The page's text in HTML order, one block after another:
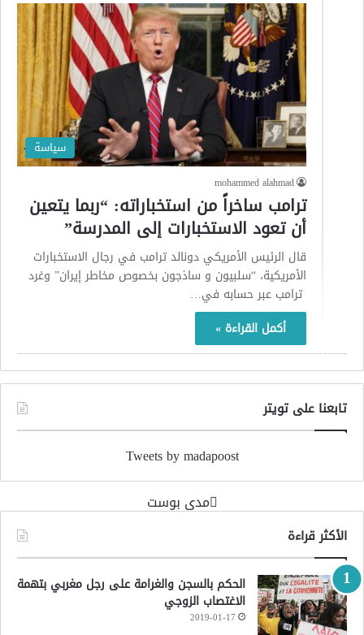
سياسة
mohammed alahmad
ترامب ساخراً من استخباراته: “ربما يتعين
أن تعود الاستخبارات إلى المدرسة”
قال الرئيس الأمريكي دونالد ترامب في رجال الاستخبارات
الأمريكية، “سلبيون و ساذجون بخصوص مخاطر إيران” وغرد
ترامب عبر حسابه في…
أكمل القراءة »
تابعنا على تويتر
Tweets by madapoost
‏مدى بوست‏
الأكثر قراءة
الحكم بالسجن والغرامة على رجل مغربي بتهمة
الاغتصاب الزوجي
2019-01-17